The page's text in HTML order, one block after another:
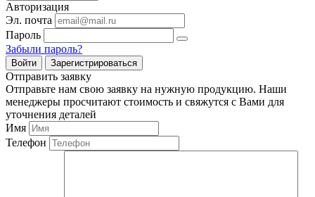
Авторизация
Эл. почта
Пароль
Забыли пароль?
Войти Зарегистрироваться
Отправить заявку
Отправьте нам свою заявку на нужную продукцию. Наши
менеджеры просчитают стоимость и свяжутся с Вами для
уточнения деталей
Имя
Телефон